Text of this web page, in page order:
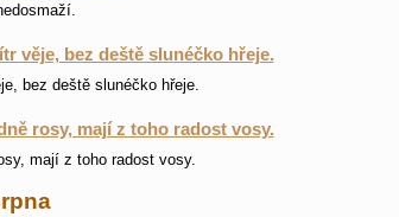
věje, bez deště slunéčko hřeje.
bez deště slunéčko hřeje.
rosy, mají z toho radost vosy.
mají z toho radost vosy.